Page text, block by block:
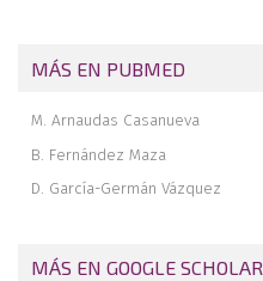
MÁS EN PUBMED
M. Arnaudas Casanueva
B. Fernández Maza
D. García-Germán Vázquez
MÁS EN GOOGLE SCHOLAR